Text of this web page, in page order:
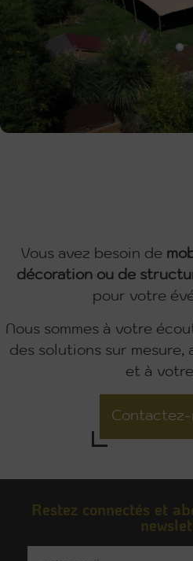
Vous avez besoin de
décoration ou de
pour votre
Nous sommes à votre
des solutions sur mesure,
et à votre
Contactez-
Restez connectés et